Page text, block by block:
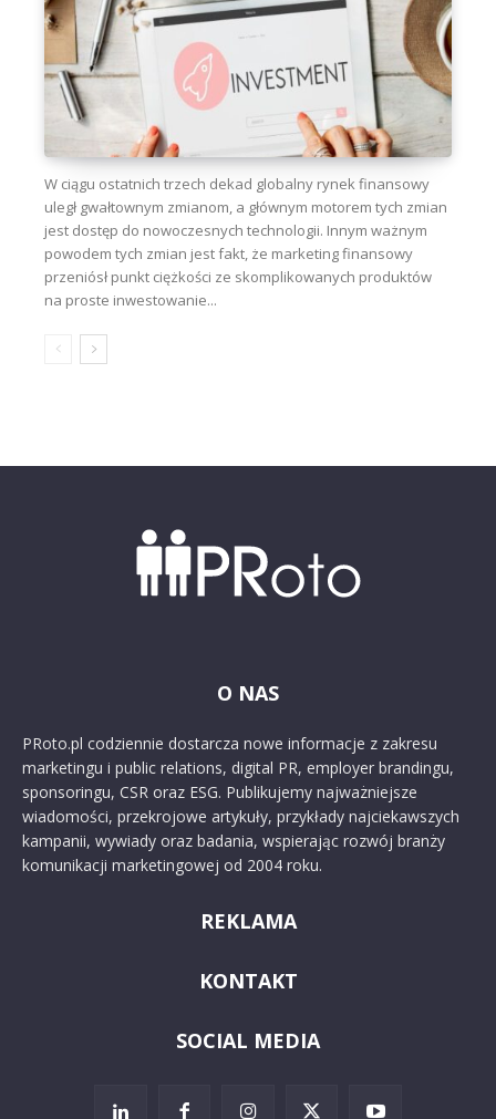
W ciągu ostatnich trzech dekad globalny rynek finansowy
uległ gwałtownym zmianom, a głównym motorem tych zmian
jest dostęp do nowoczesnych technologii. Innym ważnym
powodem tych zmian jest fakt, że marketing finansowy
przeniósł punkt ciężkości ze skomplikowanych produktów
na proste inwestowanie...
O NAS
PRoto.pl codziennie dostarcza nowe informacje z zakresu
marketingu i public relations, digital PR, employer brandingu,
sponsoringu, CSR oraz ESG. Publikujemy najważniejsze
wiadomości, przekrojowe artykuły, przykłady najciekawszych
kampanii, wywiady oraz badania, wspierając rozwój branży
komunikacji marketingowej od 2004 roku.
REKLAMA
KONTAKT
SOCIAL MEDIA